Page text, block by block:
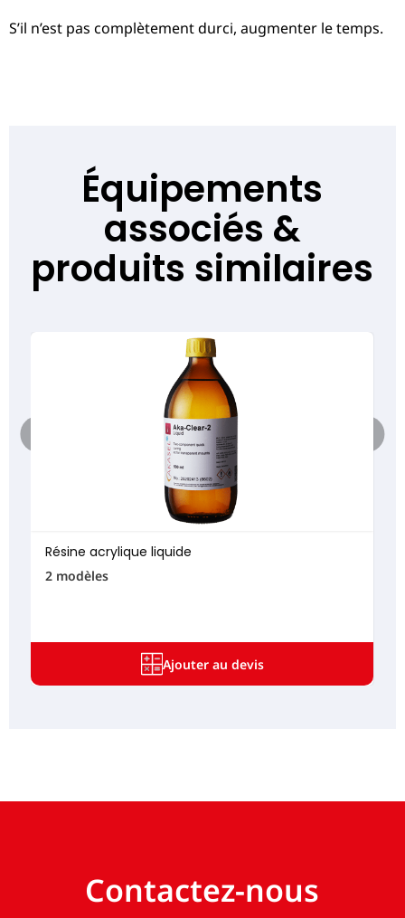
S’il n’est pas complètement durci, augmenter le temps.
Équipements
associés &
produits similaires
Résine acrylique liquide
2 modèles
Ajouter au devis
Contactez-nous